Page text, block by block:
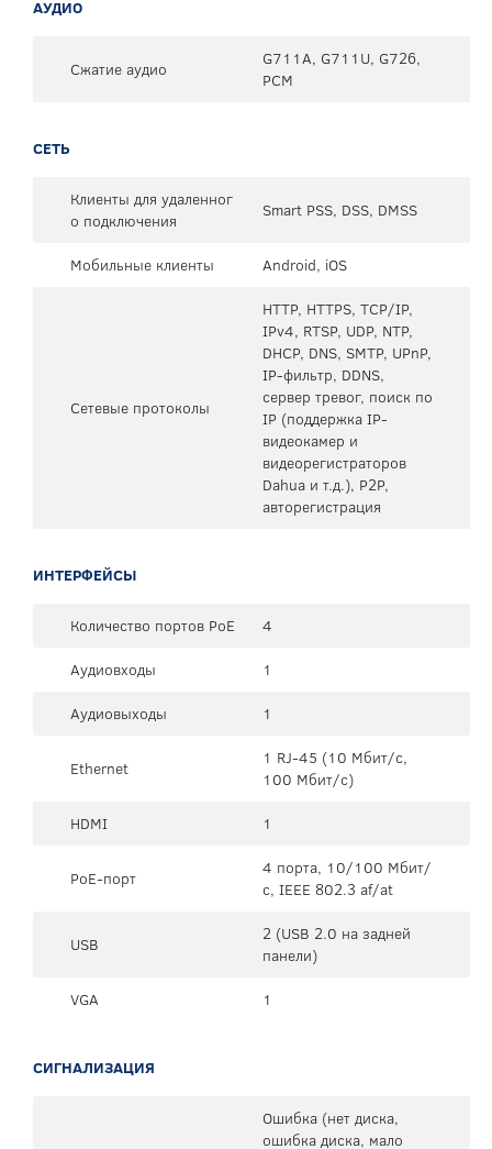
АУДИО
Сжатие аудио
G711A, G711U, G726,
PCM
СЕТЬ
Клиенты для удаленног
о подключения
Smart PSS, DSS, DMSS
Мобильные клиенты Android, iOS
Сетевые протоколы
HTTP, HTTPS, TCP/IP,
IPv4, RTSP, UDP, NTP,
DHCP, DNS, SMTP, UPnP,
IP-фильтр, DDNS,
сервер тревог, поиск по
IP (поддержка IP-
видеокамер и
видеорегистраторов
Dahua и т.д.), P2P,
авторегистрация
ИНТЕРФЕЙСЫ
Количество портов PoE
4
Аудиовходы
1
Аудиовыходы
1
Ethernet
1 RJ-45 (10 Мбит/с,
100 Мбит/с)
HDMI
1
PoE-порт
4 порта, 10/100 Мбит/
с, IEEE 802.3 af/at
USB
2 (USB 2.0 на задней
панели)
VGA
1
СИГНАЛИЗАЦИЯ
Ошибка (нет диска,
ошибка диска, мало